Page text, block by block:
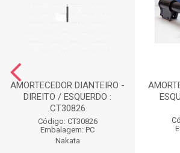
AMORTECEDOR DIANTEIRO -
DIREITO / ESQUERDO :
CT30826
Código: CT30826
Embalagem: PC
Nakata